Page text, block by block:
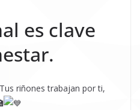
es clave
riñones trabajan por ti,